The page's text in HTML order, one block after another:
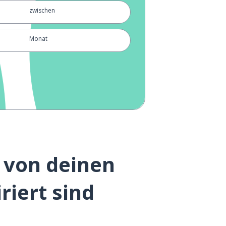
zwischen
Monat
aber
Termin; Treffen
deinen
sind